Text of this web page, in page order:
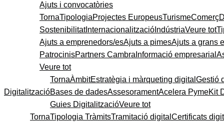
Ajuts i convocatòries
TornaTipologiaProjectes EuropeusTurismeComerç
SostenibilitatInternacionalització IndústriaVeure tot
Ajuts a emprenedors/esAjuts a pimesAjuts a grans
PatrocinisPartners Cambra Informació empresarial
Veure tot
Digitalització
TornaÀmbitEstratègia i màrqueting digital Gestió
Bases de dadesAssesoramentAcelera PymeKit
Guies DigitalitzacióVeure tot
TornaTipologia TràmitsTramitació digital Certificats